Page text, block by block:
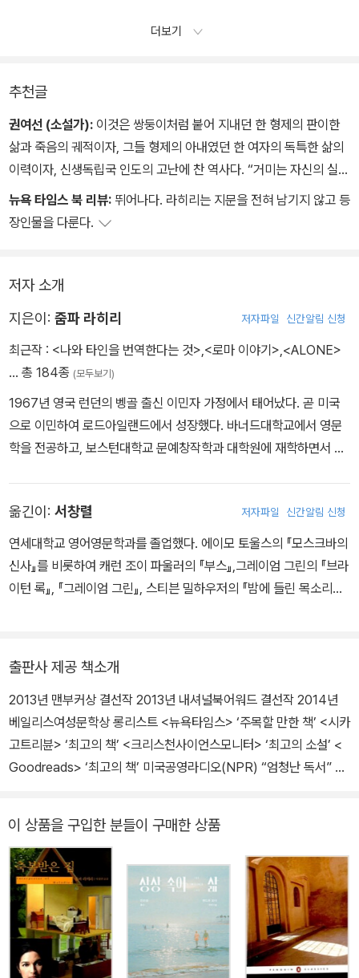
더보기
추천글
권여선 (소설가): 이것은 쌍둥이처럼 붙어 지내던 한 형제의 판이한
삶과 죽음의 궤적이자, 그들 형제의 아내였던 한 여자의 독특한 삶의
이력이자, 신생독립국 인도의 고난에 찬 역사다. “거미는 자신의 실로
써 공간의 자유에 이른다”는 소설 속 문장처럼, 줌파 라히리는 자신만
의 언어의 실로써 광활하고 다채로운 서사의 차원을 열어젖혔다. 담
아닌, 독립과 전쟁과 분단을 거친 이 땅의 비극과도 닮았다. 과거는 흘
처럼 우리의 현재 속에 고요히 맞물려 들어온다. 집을 향해 천천히 걸
어가던 우다얀이 총에 맞아 쓰러지는 마지막 장면을, 그가 죽어가면
서 자기 생에 가장 아름다웠던 여름날의 손차양을 떠올리는 결말을
잊을 수 없다. 오랜만에 마음 놓고 깊이 빠져들 수 있는 맑고 넓은 소
설을 만났다.
뉴욕 타임스 북 리뷰: 뛰어나다. 라히리는 지문을 전혀 남기지 않고 등
장인물을 다룬다.
저자 소개
지은이: 줌파 라히리 저자파일 신간알림 신청
최근작 : <나와 타인을 번역한다는 것> <로마 이야기> <ALONE>
… 총 184종 (모두보기)
1967년 영국 런던의 벵골 출신 이민자 가정에서 태어났다. 곧 미국
으로 이민하여 로드아일랜드에서 성장했다. 바너드대학교에서 영문
학을 전공하고, 보스턴대학교 문예창작학과 대학원에 재학하면서 단
오헨리 문학상과 펜/헤밍웨이상을, 이듬해 퓰리처상을 수상했다. 20
03년 출간한 장편소설 『이름 뒤에 숨은 사랑』은 ‘뉴요커들이 가장 많
이 읽은 소설’로 뽑혔고 전미 베스트셀러를 기록했다. 2008년 출간
한 소설집 『그저 좋은 사람』은 프랭크오코너 국제단편소설상을 수상
나보다 크다』 『책이 입은 옷』, 소설집 『내가 있는 곳』 『로마 이야기』
등을 출간했다. 프린스턴대학교를 거쳐 현재 바너드대학교에서 학생
들을 가르치고 있다. 미국과 이탈리아를 오가며 생활 중이다.
옮긴이: 서창렬 저자파일 신간알림 신청
연세대학교 영어영문학과를 졸업했다. 에이모 토울스의 『모스크바의
신사』를 비롯하여 캐런 조이 파울러의 『부스』,그레이엄 그린의 『브라
이턴 록』, 『그레이엄 그린』, 스티븐 밀하우저의 『밤에 들린 목소리
자크 스트라우스의 『구원』, 데일 펙의 『마틴과 존』, 스콧 피츠제럴드
작품집 『어느 작가의 오후』 등을 우리말로 옮겼다.
출판사 제공 책소개
2013년 맨부커상 결선작 2013년 내셔널북어워드 결선작 2014년
베일리스여성문학상 롱리스트 <뉴욕타임스> ‘주목할 만한 책’ <시카
고트리뷴> ‘최고의 책’ <크리스천사이언스모니터> ‘최고의 소설’ <
Goodreads> ‘최고의 책’ 미국공영라디오(NPR) “엄청난 독서” 아
처상, 펜/헤밍웨이상 수상 작가 줌파 라히리의 최신작 인도와 미국을
오가며 그리는, 떠난 이와 남은 이의 섬세한 일대기 퓰리처상을 수상
한 인도계 미국 작가 줌파 라히리의 2013년 최신작 『저지대』가 출간
됐다. 『축복받은 집』『이름 뒤에 숨은 사랑』『그저 좋은 사람』으로 현
재 미국을 대표하는 작가로 우뚝 선 줌파 라히리의 두 번째 장편소설
이자 통산 네 번째 책이다. 단편집인 전작 『그저 좋은 사람』 이후 5년
만의 신작이다. 정식 출간되기 전부터 사전 검토용 원고만으로 이미
이 상품을 구입한 분들이 구매한 상품